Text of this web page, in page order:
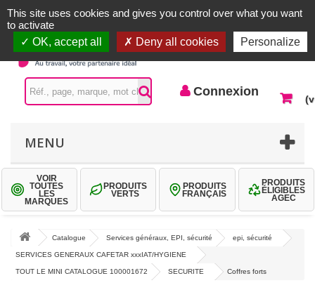
Contactez-nous
Connexion
MENU
VOIR
TOUTES
LES
MARQUES
PRODUITS
VERTS
PRODUITS
FRANÇAIS
PRODUITS
ÉLIGIBLES
AGEC
Catalogue Services généraux, EPI, sécurité epi, sécurité
SERVICES GENERAUX CAFETAR xxxIAT/HYGIENE
TOUT LE MINI CATALOGUE 100001672 SECURITE Coffres forts
This site uses cookies and gives you control over what you want
to activate
OK, accept all
Deny all cookies Personalize